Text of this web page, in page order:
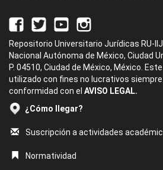
Repositorio Universitario Jurídicas RU-
Nacional Autónoma de México, Ciudad
P. 04510, Ciudad de México, México.
utilizado con fines no lucrativos
conformidad con el AVISO LEGAL.
¿Cómo llegar?
Suscripción a actividades
Normatividad